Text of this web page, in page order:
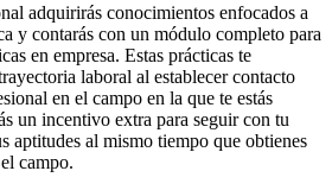
adquirirás conocimientos enfocados a
y contarás con un módulo completo para
en empresa. Estas prácticas te
laboral al establecer contacto
en el campo en la que te estás
un incentivo extra para seguir con tu
aptitudes al mismo tiempo que obtienes
campo.